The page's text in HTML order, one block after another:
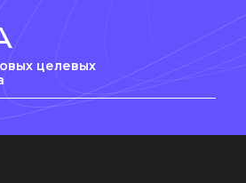
целевых